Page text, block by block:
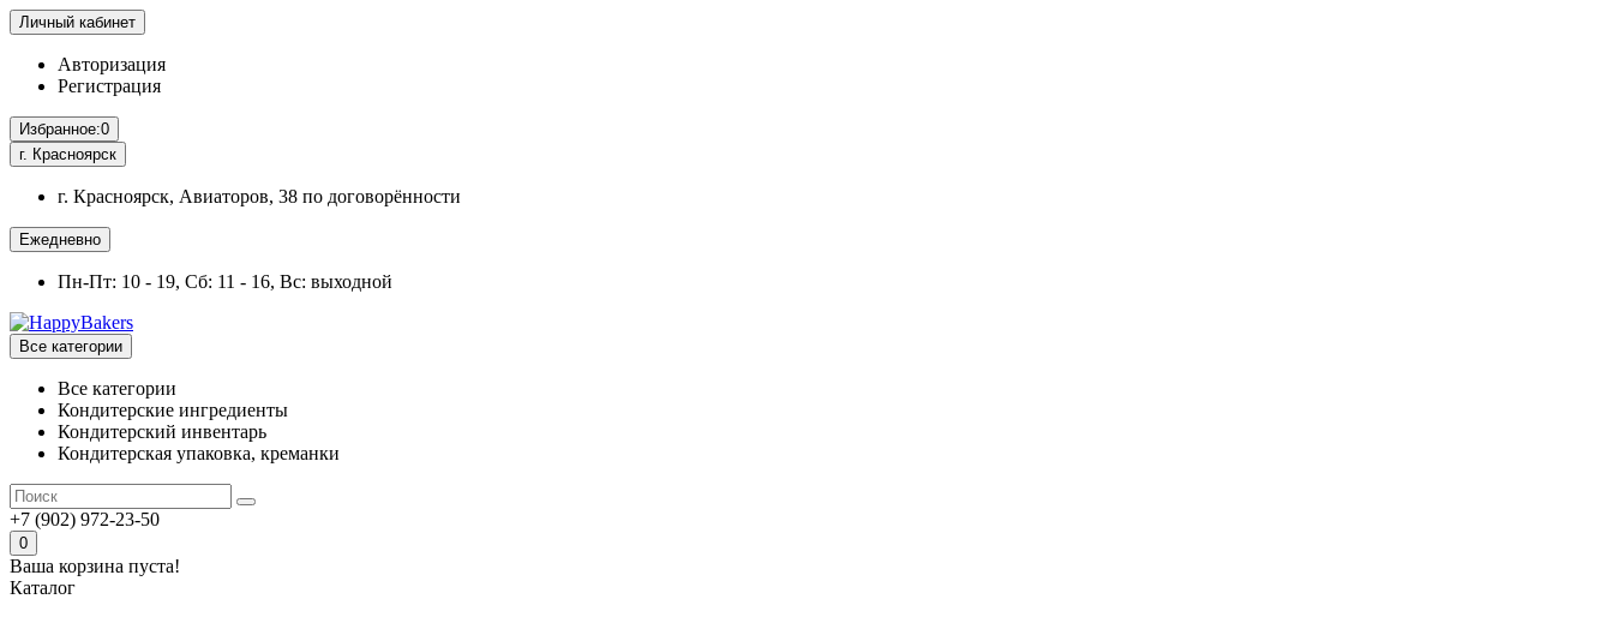
Личный кабинет
Авторизация
Регистрация
Избранное:0
г. Красноярск
г. Красноярск, Авиаторов, 38 по договорённости
Ежедневно
Пн-Пт: 10 - 19, Сб: 11 - 16, Вс: выходной
Все категории
Все категории
Кондитерские ингредиенты
Кондитерский инвентарь
Кондитерская упаковка, креманки
+7 (902) 972-23-50
0
Ваша корзина пуста!
Каталог